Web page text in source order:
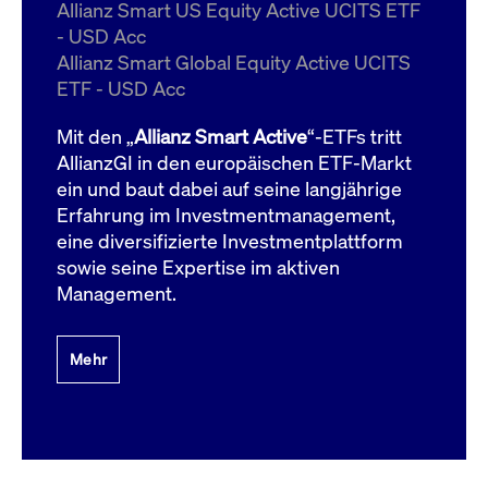
Allianz Smart US Equity Active UCITS ETF
- USD Acc
Allianz Smart Global Equity Active UCITS
ETF - USD Acc
Mit den „Allianz Smart Active“-ETFs tritt
AllianzGI in den europäischen ETF-Markt
ein und baut dabei auf seine langjährige
Erfahrung im Investmentmanagement,
eine diversifizierte Investmentplattform
sowie seine Expertise im aktiven
Management.
Mehr
ApplicationGatewayAffinityCORS
boerse.com
Domain
bis